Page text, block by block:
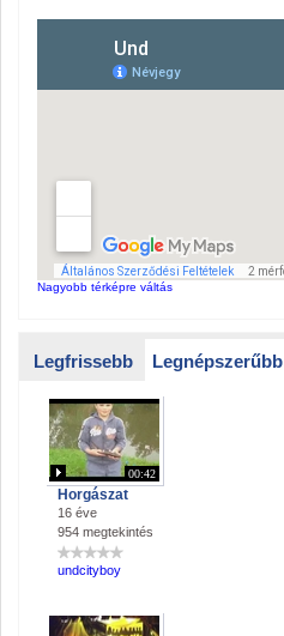
Nagyobb térképre váltás
Legfrissebb Legnépszerűbb
00:42
Horgászat
16 éve
954 megtekintés
undcityboy